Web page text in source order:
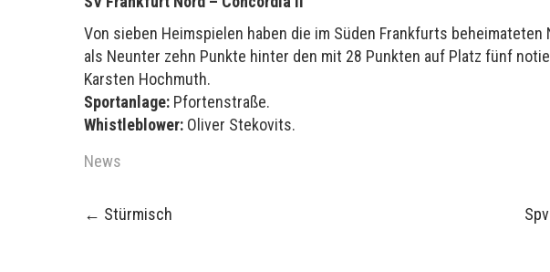
Von sieben Heimspielen haben die im Süden Frankfurts
als Neunter zehn Punkte hinter den mit 28 Punkten auf Platz fünf
Karsten Hochmuth.
Sportanlage: Pfortenstraße.
Whistleblower: Oliver Stekovits.
News
Post
← Stürmisch